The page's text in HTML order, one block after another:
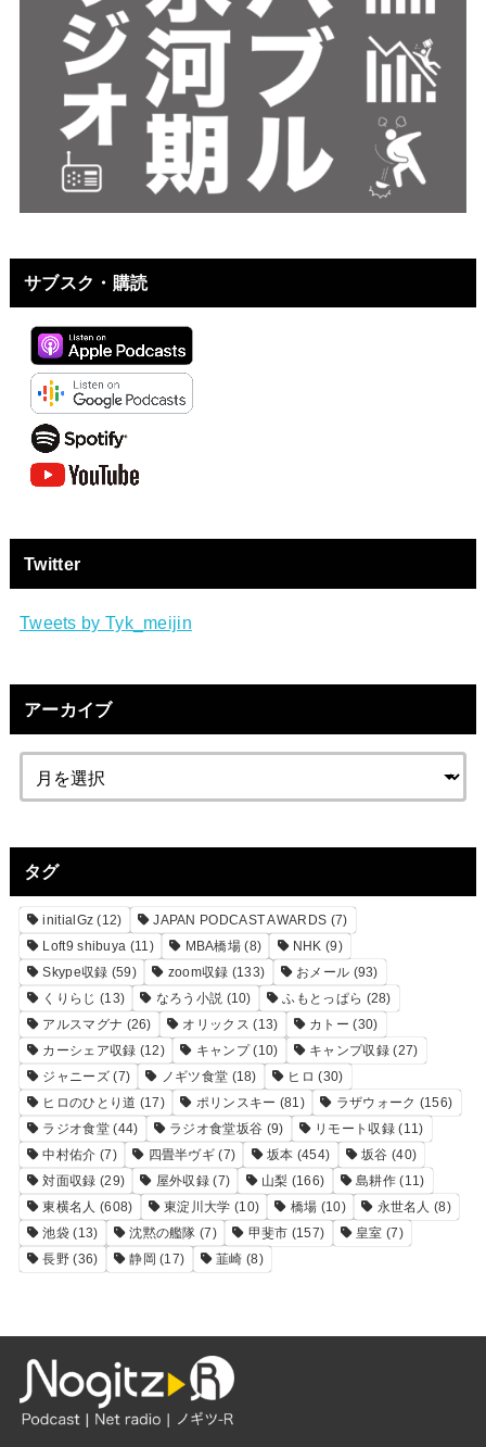
サブスク・購読
Twitter
Tweets by Tyk_meijin
アーカイブ
タグ
initialGz (12) JAPAN PODCAST AWARDS (7)
Loft9 shibuya (11) MBA橋場 (8) NHK (9)
Skype収録 (59) zoom収録 (133) おメール (93)
くりらじ (13) なろう小説 (10) ふもとっぱら (28)
アルスマグナ (26) オリックス (13) カトー (30)
カーシェア収録 (12) キャンプ(10) キャンプ収録(27)
ジャニーズ(7) ノギツ食堂 (18) ヒロ (30)
ヒロのひとり道 (17) ポリンスキー (81) ラザウォーク (156)
ラジオ食堂(44) ラジオ食堂坂谷 (9) リモート収録(11)
中村佑介 (7) 四畳半ヴギ (7) 坂本 (454) 坂谷 (40)
対面収録 (29) 屋外収録 (7) 山梨 (166) 島耕作(11)
東横名人 (608) 東淀川大学 (10) 橋場 (10) 永世名人 (8)
池袋 (13) 沈黙の艦隊 (7) 甲斐市 (157) 皇室 (7)
長野 (36) 静岡 (17) 韮崎 (8)